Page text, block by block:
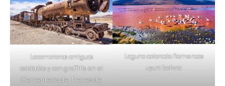
Locomotoras antiguas
oxidadas y con graffitis en el
Cementerio de Trenes de
Laguna colorada flamencos
uyuni bolivia